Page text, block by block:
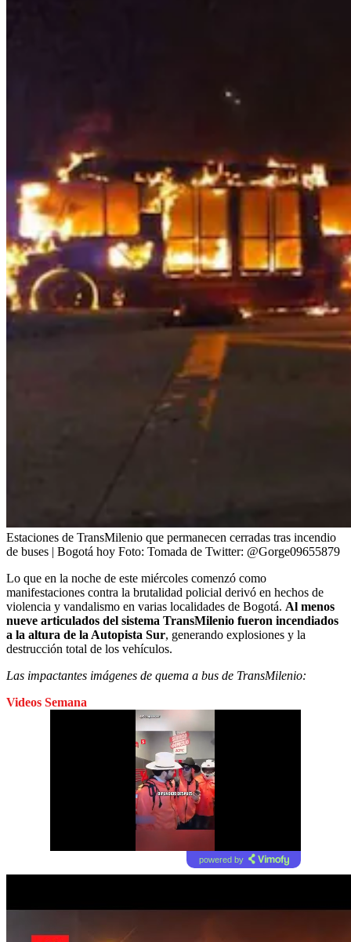
Estaciones de TransMilenio que permanecen cerradas tras incendio
de buses | Bogotá hoy Foto: Tomada de Twitter: @Gorge09655879
Lo que en la noche de este miércoles comenzó como
manifestaciones contra la brutalidad policial derivó en hechos de
violencia y vandalismo en varias localidades de Bogotá. Al menos
nueve articulados del sistema TransMilenio fueron incendiados
a la altura de la Autopista Sur, generando explosiones y la
destrucción total de los vehículos.
Las impactantes imágenes de quema a bus de TransMilenio:
Videos Semana
powered by